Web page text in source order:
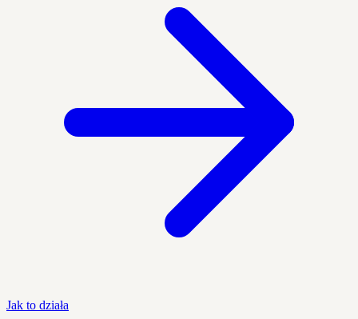
Jak to działa